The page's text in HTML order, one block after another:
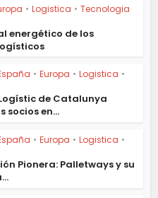
• Logistica • Tecnologia
energético de los
• Europa • Logistica •
de Catalunya
socios en...
• Europa • Logistica •
Pionera: Palletways y su